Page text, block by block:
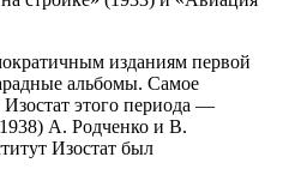
изданиям первой
альбомы. Самое
Изостат этого периода —
А. Родченко и В.
Изостат был